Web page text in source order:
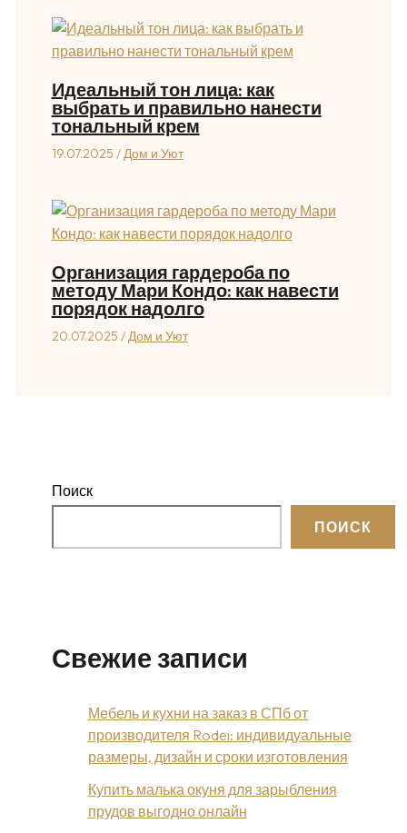
Идеальный тон лица: как
выбрать и правильно нанести
тональный крем
19.07.2025 /Дом и Уют
Организация гардероба по
методу Мари Кондо: как навести
порядок надолго
20.07.2025 /Дом и Уют
Поиск
ПОИСК
Свежие записи
Мебель и кухни на заказ в СПб от
производителя Rodei: индивидуальные
размеры, дизайн и сроки изготовления
Купить малька окуня для зарыбления
прудов выгодно онлайн